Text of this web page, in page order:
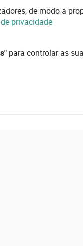
de modo a
privacidade
para controlar as